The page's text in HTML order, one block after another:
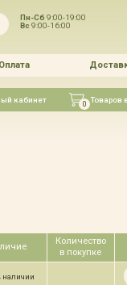
Пн-Сб9:00-19:00
Вс9:00-16:00
Оплата
кабинет 0 Товаров
Количество
в покупке
наличии